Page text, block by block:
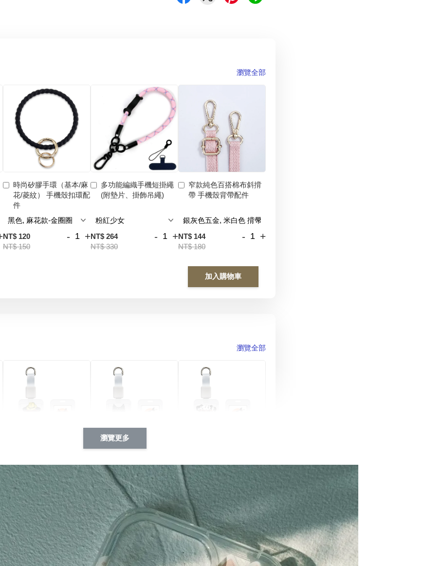
瀏覽全部
時尚矽膠手環（基本/麻
花/菱紋） 手機殼扣環配
件
NT$ 120
NT$ 150
- +
多功能編織手機短掛繩
(附墊片、掛飾吊繩)
NT$ 264
NT$ 330
- +
窄款純色百搭棉布斜揹
帶 手機殼背帶配件
NT$ 144
NT$ 180
- +
加入購物車
瀏覽全部
系列 滑蓋式證件套(附伸
縮卡扣) CSAA14
NT$ 214
NT$ 225
- +
人化系列 滑蓋式證件套
(附伸縮卡扣) CSAA26
NT$ 214
NT$ 225
-
化系列 滑蓋式證件套(附
伸縮卡扣) CSAA16
NT$ 214
NT$ 225
- +
加入購物車
瀏覽更多